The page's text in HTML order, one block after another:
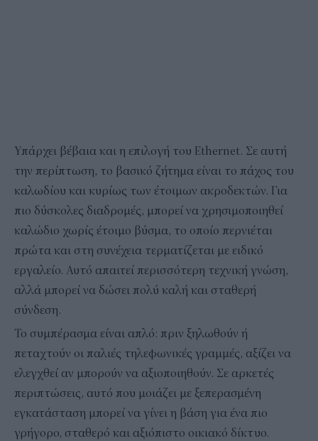
Υπάρχει βέβαια και η επιλογή του Ethernet. Σε αυτή
την περίπτωση, το βασικό ζήτημα είναι το πάχος του
καλωδίου και κυρίως των έτοιμων ακροδεκτών. Για
πιο δύσκολες διαδρομές, μπορεί να χρησιμοποιηθεί
καλώδιο χωρίς έτοιμο βύσμα, το οποίο περνιέται
πρώτα και στη συνέχεια τερματίζεται με ειδικό
εργαλείο. Αυτό απαιτεί περισσότερη τεχνική γνώση,
αλλά μπορεί να δώσει πολύ καλή και σταθερή
σύνδεση.
Το συμπέρασμα είναι απλό: πριν ξηλωθούν ή
πεταχτούν οι παλιές τηλεφωνικές γραμμές, αξίζει να
ελεγχθεί αν μπορούν να αξιοποιηθούν. Σε αρκετές
περιπτώσεις, αυτό που μοιάζει με ξεπερασμένη
εγκατάσταση μπορεί να γίνει η βάση για ένα πιο
γρήγορο, σταθερό και αξιόπιστο οικιακό δίκτυο.